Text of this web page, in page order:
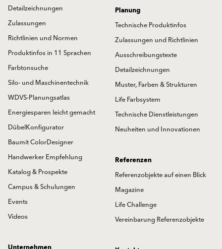
Detailzeichnungen
Zulassungen
Richtlinien und Normen
Produktinfos in 11 Sprachen
Farbtonsuche
Silo- und Maschinentechnik
WDVS-Planungsatlas
Energiesparen leicht gemacht
DübelKonfigurator
Baumit ColorDesigner
Handwerker Empfehlung
Katalog & Prospekte
Campus & Schulungen
Events
Videos
Planung
Technische Produktinfos
Zulassungen und Richtlinien
Ausschreibungstexte
Detailzeichnungen
Muster, Farben & Strukturen
Life Farbsystem
Technische Dienstleistungen
Neuheiten und Innovationen
Referenzen
Referenzobjekte auf einen Blick
Magazine
Life Challenge
Vereinbarung Referenzobjekte